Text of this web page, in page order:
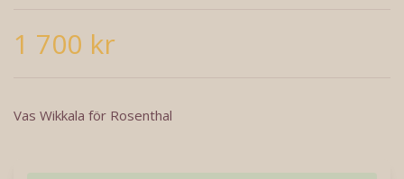
1 700 kr
Vas Wikkala för Rosenthal